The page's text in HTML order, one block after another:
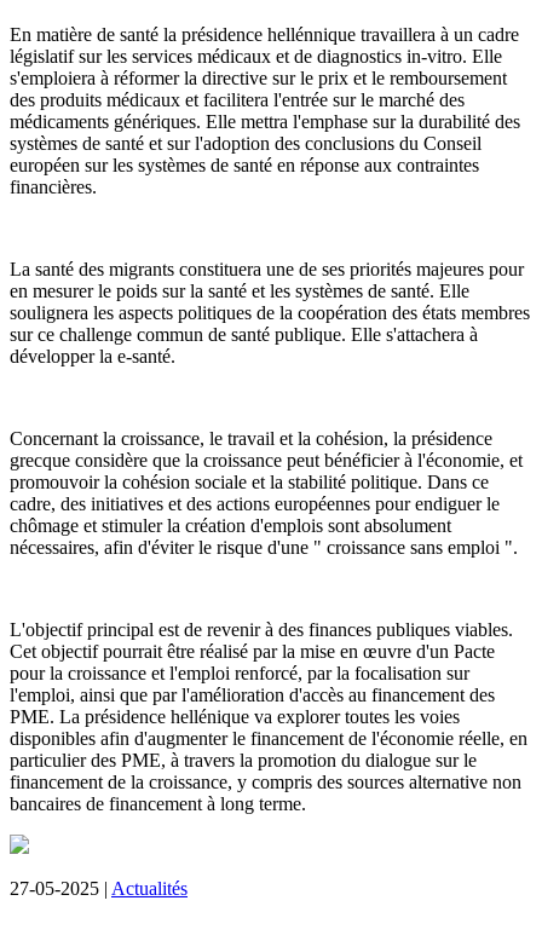
En matière de santé la présidence hellénnique travaillera à un cadre
législatif sur les services médicaux et de diagnostics in-vitro. Elle
s'emploiera à réformer la directive sur le prix et le remboursement
des produits médicaux et facilitera l'entrée sur le marché des
médicaments génériques. Elle mettra l'emphase sur la durabilité des
systèmes de santé et sur l'adoption des conclusions du Conseil
européen sur les systèmes de santé en réponse aux contraintes
financières.
La santé des migrants constituera une de ses priorités majeures pour
en mesurer le poids sur la santé et les systèmes de santé. Elle
soulignera les aspects politiques de la coopération des états membres
sur ce challenge commun de santé publique. Elle s'attachera à
développer la e-santé.
Concernant la croissance, le travail et la cohésion, la présidence
grecque considère que la croissance peut bénéficier à l'économie, et
promouvoir la cohésion sociale et la stabilité politique. Dans ce
cadre, des initiatives et des actions européennes pour endiguer le
chômage et stimuler la création d'emplois sont absolument
nécessaires, afin d'éviter le risque d'une " croissance sans emploi ".
L'objectif principal est de revenir à des finances publiques viables.
Cet objectif pourrait être réalisé par la mise en œuvre d'un Pacte
pour la croissance et l'emploi renforcé, par la focalisation sur
l'emploi, ainsi que par l'amélioration d'accès au financement des
PME. La présidence hellénique va explorer toutes les voies
disponibles afin d'augmenter le financement de l'économie réelle, en
particulier des PME, à travers la promotion du dialogue sur le
financement de la croissance, y compris des sources alternative non
bancaires de financement à long terme.
27-05-2025 | Actualités